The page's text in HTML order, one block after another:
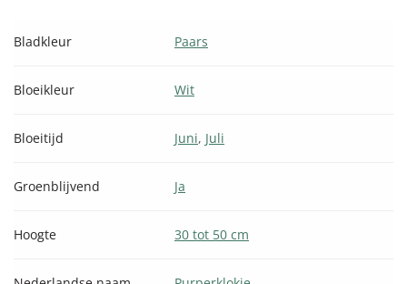
Bladkleur Paars
Bloeikleur Wit
Bloeitijd Juni, Juli
Groenblijvend Ja
Hoogte 30 tot 50 cm